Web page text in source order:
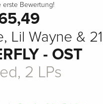
erste Bewertung!
Lil Wayne &
- OST
2 LPs